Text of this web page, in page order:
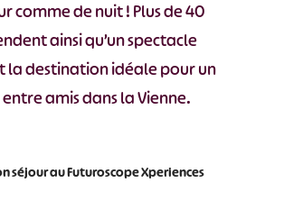
comme de nuit ! Plus de 40
ainsi qu’un spectacle
la destination idéale pour un
amis dans la Vienne.
séjour au Futuroscope Xperiences